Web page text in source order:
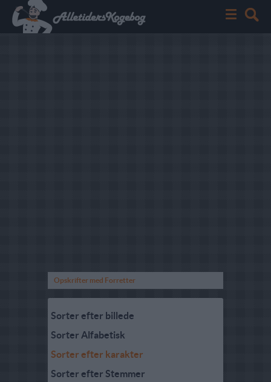
Opskrifter med Forretter
Sorter efter billede
Sorter Alfabetisk
Sorter efter karakter
Sorter efter Stemmer